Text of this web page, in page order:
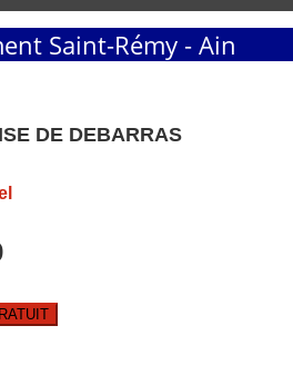
Saint-Rémy - Ain
DE DEBARRAS